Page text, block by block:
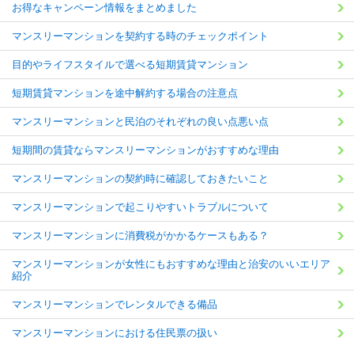
お得なキャンペーン情報をまとめました
マンスリーマンションを契約する時のチェックポイント
目的やライフスタイルで選べる短期賃貸マンション
短期賃貸マンションを途中解約する場合の注意点
マンスリーマンションと民泊のそれぞれの良い点悪い点
短期間の賃貸ならマンスリーマンションがおすすめな理由
マンスリーマンションの契約時に確認しておきたいこと
マンスリーマンションで起こりやすいトラブルについて
マンスリーマンションに消費税がかかるケースもある？
マンスリーマンションが女性にもおすすめな理由と治安のいいエリア
紹介
マンスリーマンションでレンタルできる備品
マンスリーマンションにおける住民票の扱い